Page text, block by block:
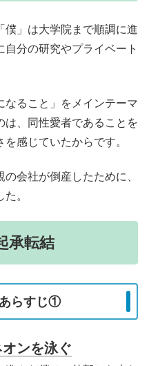
僕」は大学院まで順調に進
分の研究やプライベート
なること」をメインテーマ
は、同性愛者であることを
感じていたからです。
会社が倒産したために、
。
承転結
あらすじ①
ンを泳ぐ